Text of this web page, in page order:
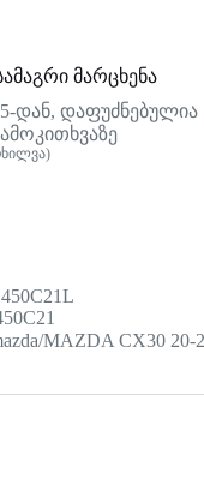
მარცხენა
დან, დაფუძნებულია
MAZDA CX30 20-